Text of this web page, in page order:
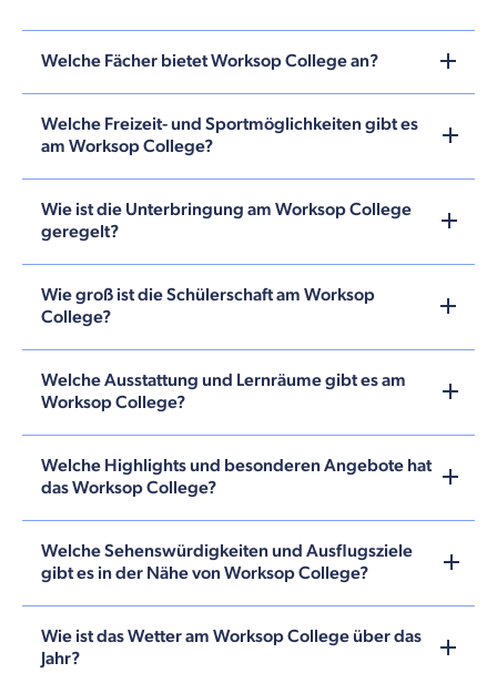
Welche Fächer bietet Worksop College an?
Welche Freizeit- und Sportmöglichkeiten gibt es
am Worksop College?
Wie ist die Unterbringung am Worksop College
geregelt?
Wie groß ist die Schülerschaft am Worksop
College?
Welche Ausstattung und Lernräume gibt es am
Worksop College?
Welche Highlights und besonderen Angebote hat
das Worksop College?
Welche Sehenswürdigkeiten und Ausflugsziele
gibt es in der Nähe von Worksop College?
Wie ist das Wetter am Worksop College über das
Jahr?